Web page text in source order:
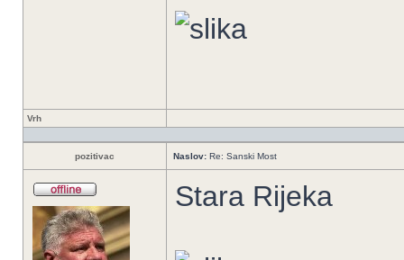
Vrh
pozitivac Naslov: Re: Sanski Most
Stara Rijeka